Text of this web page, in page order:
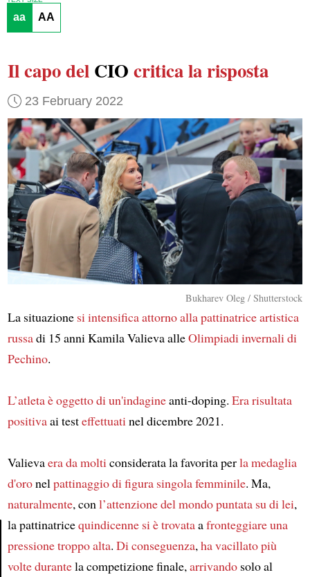
Article
aa AA
Il capo delCIO criticala risposta
23 February 2022
Bukharev Oleg / Shutterstock
La situazione si intensificaattorno allapattinatrice artistica
russadi 15 anni Kamila Valieva alleOlimpiadi invernali di
Pechino.
L’atletaè oggetto diun'indagineanti-doping. Era risultata
positivaai testeffettuatinel dicembre 2021.
Valievaerada molticonsiderata la favorita perla medaglia
d'oronelpattinaggio di figura singola femminile. Ma,
naturalmente, conl’attenzione del mondopuntata su di lei,
la pattinatricequindicenne si è trovataafronteggiareuna
pressionetroppo alta. Di conseguenza,ha vacillato più
voltedurantela competizione finale,arrivandosolo al